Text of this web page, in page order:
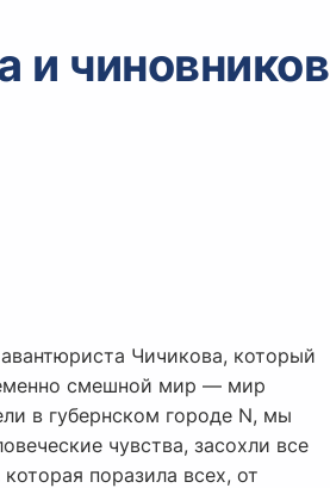
и чиновников
Чичикова, который
смешной мир — мир
в губернском городе N, мы
чувства, засохли все
поразила всех, от